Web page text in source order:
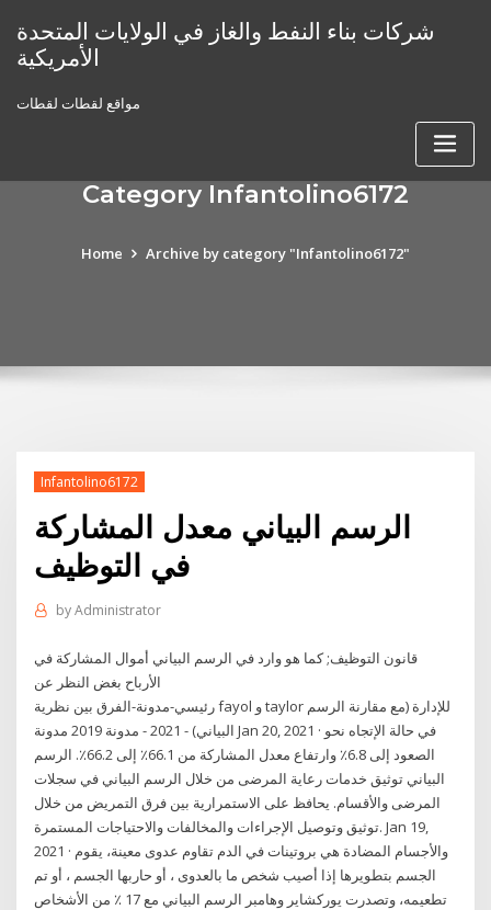
content
شركات بناء النفط والغاز في الولايات المتحدة
الأمريكية
مواقع لقطات لقطات
Category Infantolino6172
Home Archive by category "Infantolino6172"
Infantolino6172
الرسم البياني معدل المشاركة
في التوظيف
byAdministrator
قانون التوظيف; كما هو وارد في الرسم البياني أموال المشاركة في
الأرباح بغض النظر عن
رئيسي-مدونة-الفرق بين نظرية fayol و taylor للإدارة (مع مقارنة الرسم
البياني) - 2021 - مدونة 2019 مدونة Jan 20, 2021 · في حالة الإتجاه نحو
الصعود إلى 6.8٪ وارتفاع معدل المشاركة من 66.1٪ إلى 66.2٪. الرسم
البياني توثيق خدمات رعاية المرضى من خلال الرسم البياني في سجلات
المرضى والأقسام. يحافظ على الاستمرارية بين فرق التمريض من خلال
توثيق وتوصيل الإجراءات والمخالفات والاحتياجات المستمرة. Jan 19,
2021 · والأجسام المضادة هي بروتينات في الدم تقاوم عدوى معينة، يقوم
الجسم بتطويرها إذا أصيب شخص ما بالعدوى ، أو حاربها الجسم ، أو تم
تطعيمه، وتصدرت يوركشاير وهامبر الرسم البياني مع 17 ٪ من الأشخاص